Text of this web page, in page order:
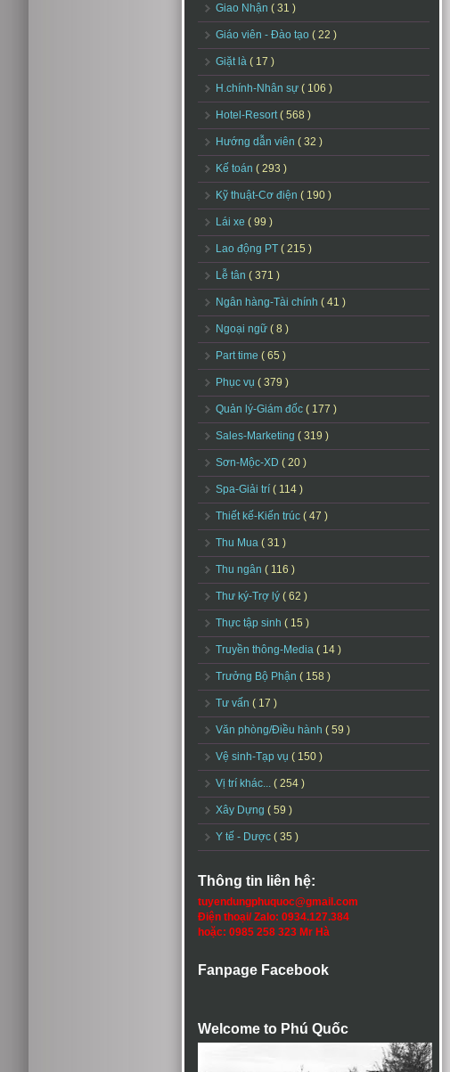
Giao Nhận ( 31 )
Giáo viên - Đào tạo ( 22 )
Giặt là ( 17 )
H.chính-Nhân sự ( 106 )
Hotel-Resort( 568 )
Hướng dẫn viên ( 32 )
Kế toán ( 293 )
Kỹ thuật-Cơ điện ( 190 )
Lái xe ( 99 )
Lao động PT ( 215 )
Lễ tân ( 371 )
Ngân hàng-Tài chính ( 41 )
Ngoại ngữ ( 8 )
Part time ( 65 )
Phục vụ ( 379 )
Quản lý-Giám đốc ( 177 )
Sales-Marketing ( 319 )
Sơn-Mộc-XD ( 20 )
Spa-Giải trí ( 114 )
Thiết kế-Kiến trúc ( 47 )
Thu Mua ( 31 )
Thu ngân ( 116 )
Thư ký-Trợ lý ( 62 )
Thực tập sinh ( 15 )
Truyền thông-Media ( 14 )
Trưởng Bộ Phận ( 158 )
Tư vấn ( 17 )
Văn phòng/Điều hành ( 59 )
Vệ sinh-Tạp vụ ( 150 )
Vị trí khác... ( 254 )
Xây Dựng ( 59 )
Y tế - Dược ( 35 )
Thông tin liên hệ:
tuyendungphuquoc@gmail.com
Điện thoại/ Zalo: 0934.127.384
hoặc: 0985 258 323 Mr Hà
Fanpage Facebook
Welcome to Phú Quốc